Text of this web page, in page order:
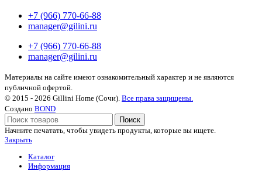
+7 (966) 770-66-88
manager@gilini.ru
+7 (966) 770-66-88
manager@gilini.ru
Материалы на сайте имеют ознакомительный характер и не являются
публичной офертой.
© 2015 - 2026 Gillini Home (Сочи). Все права защищены.
Создано BOND
Поиск
Начните печатать, чтобы увидеть продукты, которые вы ищете.
Закрыть
Каталог
Информация